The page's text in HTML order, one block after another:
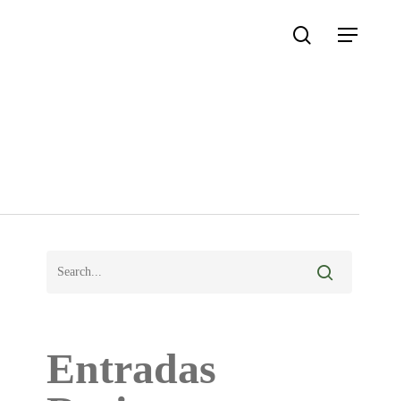
search
Menu
Entradas